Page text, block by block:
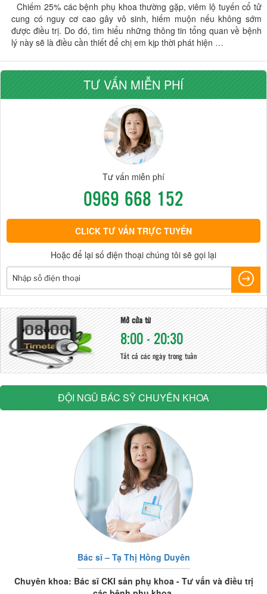
Chiếm 25% các bệnh phụ khoa thường gặp, viêm lộ tuyến cổ tử
cung có nguy cơ cao gây vô sinh, hiếm muộn nếu không sớm
được điều trị. Do đó, tìm hiểu những thông tin tổng quan về bệnh
lý này sẽ là điều cần thiết để chị em kịp thời phát hiện …
TƯ VẤN MIỄN PHÍ
Tư vấn miễn phí
0969 668 152
CLICK TƯ VẤN TRỰC TUYẾN
Hoặc để lại số điện thoại chúng tôi sẽ gọi lại
Mở cửa từ
8:00 - 20:30
Tất cả các ngày trong tuần
ĐỘI NGŨ BÁC SỸ CHUYÊN KHOA
Bác sĩ – Tạ Thị Hồng Duyên
Chuyên khoa: Bác sĩ CKI sản phụ khoa - Tư vấn và điều trị